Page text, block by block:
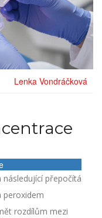
Lenka Vondráčková
přepočítá
peroxidem
rozdílům mezi